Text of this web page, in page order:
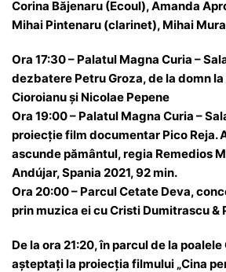
Corina Băjenaru (Ecoul), Amanda
Mihai Pintenaru (clarinet), Mihai
Ora 17:30 – Palatul Magna Curia –
dezbatere Petru Groza, de la domn
Cioroianu și Nicolae Pepene
Ora 19:00 – Palatul Magna Curia –
proiecție film documentar Pico Reja.
ascunde pământul, regia Remedios
Andújar, Spania 2021, 92 min.
Ora 20:00 – Parcul Cetate Deva,
prin muzica ei cu Cristi Dumitrascu &
De la ora 21:20, în parcul de la
așteptați la proiecția filmului „Cina